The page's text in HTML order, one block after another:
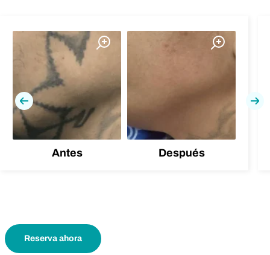
Antes Después
Previa
Reserva ahora